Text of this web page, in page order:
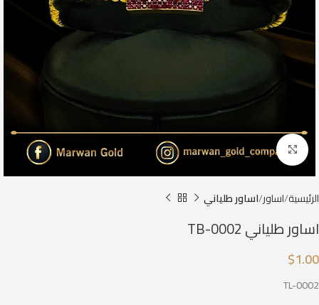
Click to enlarge
الرئيسية اساور اساور طلياني
اساور طلياني TB-0002
$1.00
TL-0002